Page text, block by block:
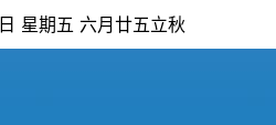
星期五 六月廿五立秋